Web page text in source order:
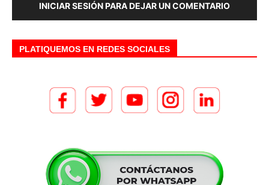
INICIAR SESIÓN PARA DEJAR UN COMENTARIO
PLATIQUEMOS EN REDES SOCIALES